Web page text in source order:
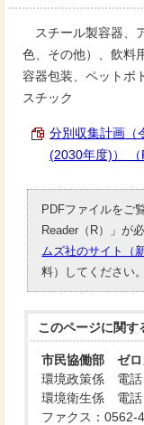
スチール製容器、
色、その他）、飲料
容器包装、ペットボ
スチック
分別収集計画（
(2030年度)） （
PDFファイルをご
Reader（R）」が
ムズ社のサイト（
料）してください。
このページに関す
市民協働部 ゼロ
環境政策係 電話
環境衛生係 電話
ファクス：0562-